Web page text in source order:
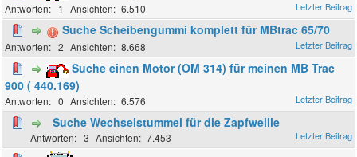
1 6.510
Suche Scheibengummi komplett für MBtrac 65/70
2 8.668
Suche einen Motor (OM 314) für meinen MB Trac
900 ( 440.169)
0 6.576
Suche Wechselstummel für die Zapfwellle
3 7.453